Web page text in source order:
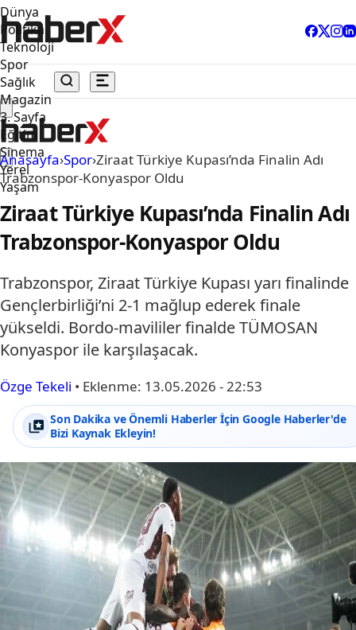
Dünya
Politika
Teknoloji
Spor
Sağlık
Magazin
3. Sayfa
Eğitim
Sinema
Yerel
Yaşam
Anasayfa›Spor›Ziraat Türkiye Kupası’nda Finalin Adı
Trabzonspor-Konyaspor Oldu
Ziraat Türkiye Kupası’nda Finalin Adı
Trabzonspor-Konyaspor Oldu
Trabzonspor, Ziraat Türkiye Kupası yarı finalinde
Gençlerbirliği’ni 2-1 mağlup ederek finale
yükseldi. Bordo-mavililer finalde TÜMOSAN
Konyaspor ile karşılaşacak.
Özge Tekeli • Eklenme: 13.05.2026 - 22:53
Son Dakika ve Önemli Haberler İçin Google Haberler'de
Bizi Kaynak Ekleyin!